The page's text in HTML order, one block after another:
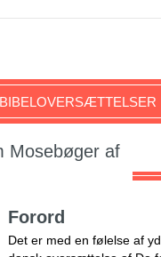
BIBELOVERSÆTTELSER
Mosebøger af
Forord
Det er med en følelse af